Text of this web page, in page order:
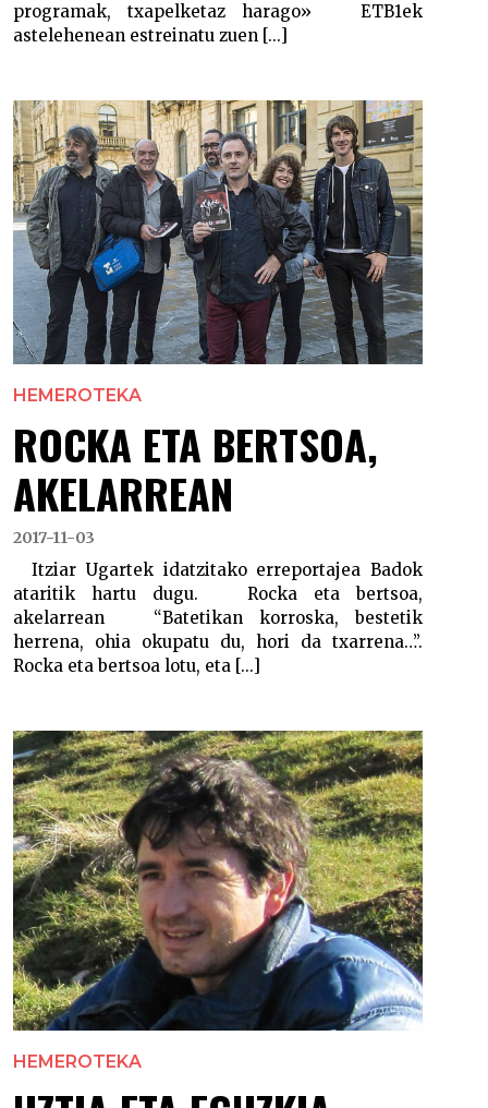
programak, txapelketaz harago» ETB1ek
astelehenean estreinatu zuen [...]
HEMEROTEKA
ROCKA ETA BERTSOA,
AKELARREAN
2017-11-03
Itziar Ugartek idatzitako erreportajea Badok
ataritik hartu dugu. Rocka eta bertsoa,
akelarrean “Batetikan korroska, bestetik
herrena, ohia okupatu du, hori da txarrena…”.
Rocka eta bertsoa lotu, eta [...]
HEMEROTEKA